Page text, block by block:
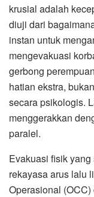
krusial adalah
diuji dari
instan untuk
mengevakuasi
gerbong
hatian ekstra,
secara psikologis.
menggerakkan
paralel.
Evakuasi fisik
rekayasa arus lalu
Operasional